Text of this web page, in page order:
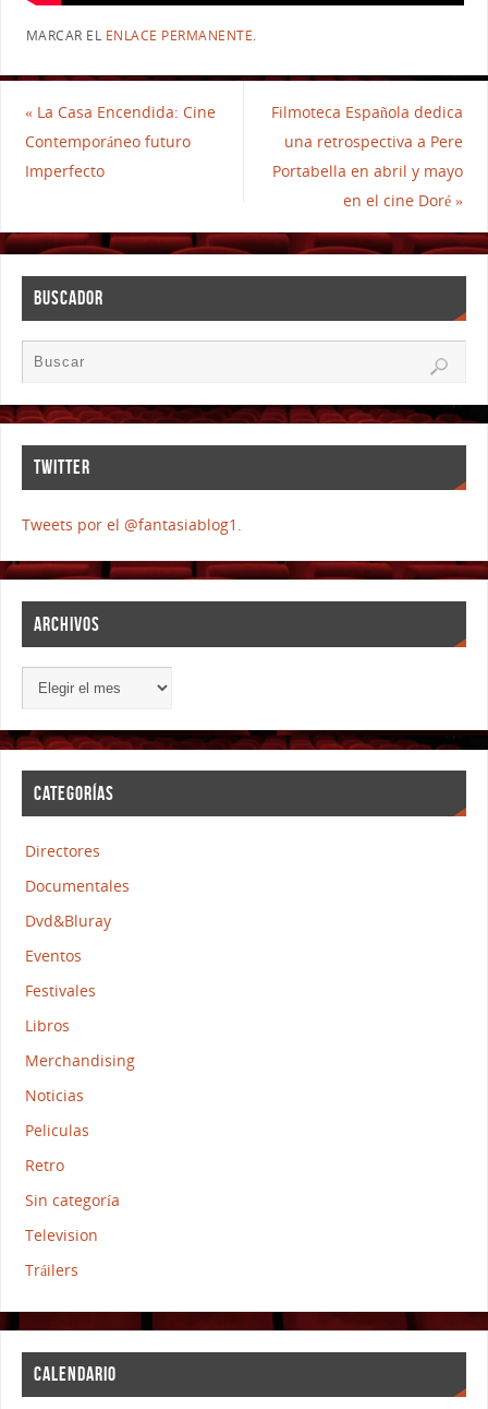
MARCAR EL ENLACE PERMANENTE.
«La Casa Encendida: Cine
Contemporáneo futuro
Imperfecto
Filmoteca Española dedica
una retrospectiva a Pere
Portabella en abril y mayo
en el cine Doré»
BUSCADOR
TWITTER
Tweets por el @fantasiablog1.
ARCHIVOS
CATEGORÍAS
Directores
Documentales
Dvd&Bluray
Eventos
Festivales
Libros
Merchandising
Noticias
Peliculas
Retro
Sin categoría
Television
Tráilers
CALENDARIO